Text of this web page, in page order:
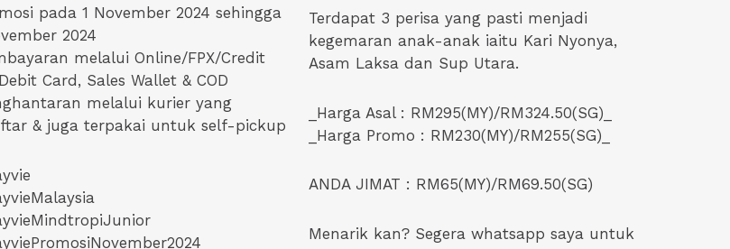
pada 1 November 2024 sehingga
2024
melalui Online/FPX/Credit
Card, Sales Wallet & COD
melalui kurier yang
& juga terpakai untuk self-pickup
Terdapat 3 perisa yang pasti menjadi
kegemaran anak-anak iaitu Kari Nyonya,
Asam Laksa dan Sup Utara.
_Harga Asal : RM295(MY)/RM324.50(SG)_
_Harga Promo : RM230(MY)/RM255(SG)_
ANDA JIMAT : RM65(MY)/RM69.50(SG)
Menarik kan? Segera whatsapp saya untuk